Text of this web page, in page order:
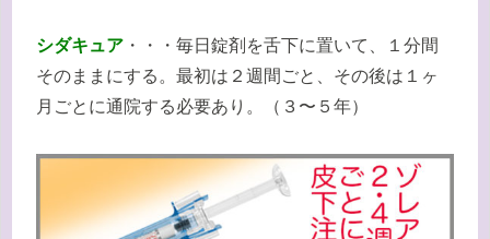
シダキュア ・・・毎日錠剤を舌下に置いて、１分間
そのままにする。最初は２週間ごと、その後は１ヶ
月ごとに通院する必要あり。（３〜５年）